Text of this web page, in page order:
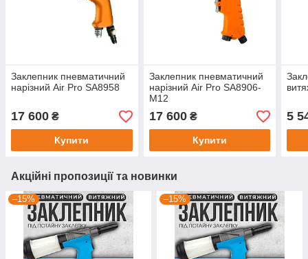
Заклепник пневматичний
нарізний Air Pro SA8958
17 600 ₴
Купити
Заклепник пневматичний
нарізний Air Pro SA8906-
М12
17 600₴
Купити
5
Акційні пропозиції та новинки
–15% –15%